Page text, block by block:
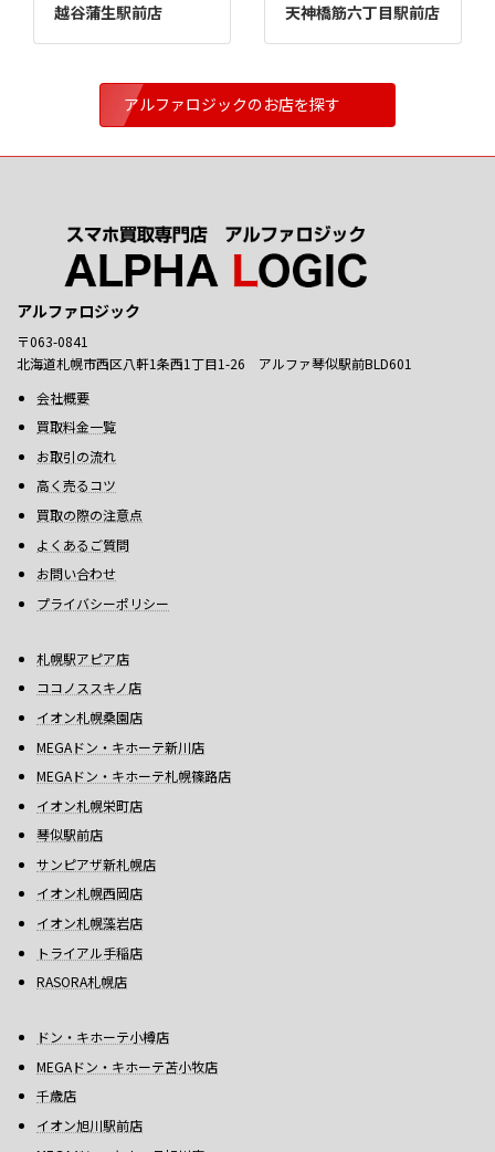
越谷蒲生駅前店 天神橋筋六丁目駅前店
アルファロジックのお店を探す
アルファロジック
〒063-0841
北海道札幌市西区八軒1条西1丁目1-26 アルファ琴似駅前BLD601
会社概要
買取料金一覧
お取引の流れ
高く売るコツ
買取の際の注意点
よくあるご質問
お問い合わせ
プライバシーポリシー
札幌駅アピア店
ココノススキノ店
イオン札幌桑園店
MEGAドン・キホーテ新川店
MEGAドン・キホーテ札幌篠路店
イオン札幌栄町店
琴似駅前店
サンピアザ新札幌店
イオン札幌西岡店
イオン札幌藻岩店
トライアル手稲店
RASORA札幌店
ドン・キホーテ小樽店
MEGAドン・キホーテ苫小牧店
千歳店
イオン旭川駅前店